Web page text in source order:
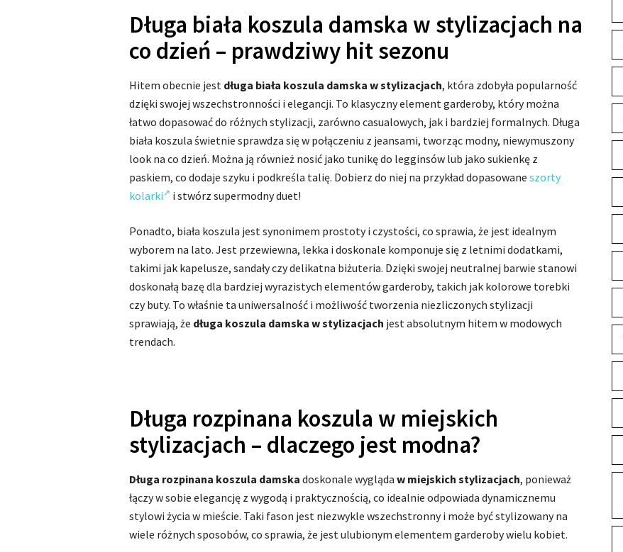
Długa biała koszula damska w stylizacjach na
co dzień – prawdziwy hit sezonu
Hitem obecnie jest długa biała koszula damska w stylizacjach, która zdobyła popularność
dzięki swojej wszechstronności i elegancji. To klasyczny element garderoby, który można
łatwo dopasować do różnych stylizacji, zarówno casualowych, jak i bardziej formalnych. Długa
biała koszula świetnie sprawdza się w połączeniu z jeansami, tworząc modny, niewymuszony
look na co dzień. Można ją również nosić jako tunikę do legginsów lub jako sukienkę z
paskiem, co dodaje szyku i podkreśla talię. Dobierz do niej na przykład dopasowane szorty
kolarki
i stwórz supermodny duet!
Ponadto, biała koszula jest synonimem prostoty i czystości, co sprawia, że jest idealnym
wyborem na lato. Jest przewiewna, lekka i doskonale komponuje się z letnimi dodatkami,
takimi jak kapelusze, sandały czy delikatna biżuteria. Dzięki swojej neutralnej barwie stanowi
doskonałą bazę dla bardziej wyrazistych elementów garderoby, takich jak kolorowe torebki
czy buty. To właśnie ta uniwersalność i możliwość tworzenia niezliczonych stylizacji
sprawiają, że długa koszula damska w stylizacjach jest absolutnym hitem w modowych
trendach.
Długa rozpinana koszula w miejskich
stylizacjach – dlaczego jest modna?
Długa rozpinana koszula damska doskonale wygląda w miejskich stylizacjach, ponieważ
łączy w sobie elegancję z wygodą i praktycznością, co idealnie odpowiada dynamicznemu
stylowi życia w mieście. Taki fason jest niezwykle wszechstronny i może być stylizowany na
wiele różnych sposobów, co sprawia, że jest ulubionym elementem garderoby wielu kobiet.